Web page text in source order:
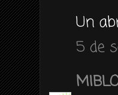
Un
5 de